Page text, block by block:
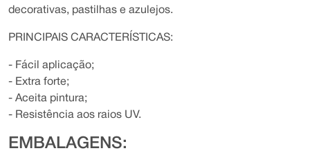
decorativas, pastilhas e azulejos.
PRINCIPAIS CARACTERÍSTICAS:
- Fácil aplicação;
- Extra forte;
- Aceita pintura;
- Resistência aos raios UV.
EMBALAGENS: